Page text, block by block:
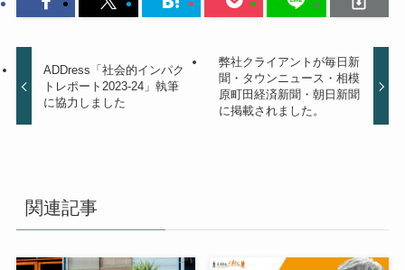
ADDress「社会的インパク
トレポート2023-24」執筆
に協力しました
弊社クライアントが毎日新
聞・タウンニュース・相模
原町田経済新聞・朝日新聞
に掲載されました。
関連記事